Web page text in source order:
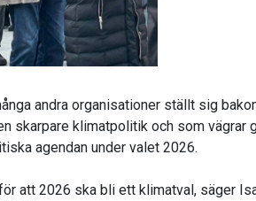
andra organisationer ställt sig
skarpare klimatpolitik och som vägrar
agendan under valet 2026.
att 2026 ska bli ett klimatval, säger